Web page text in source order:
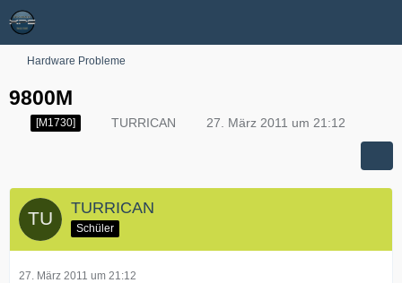
Hardware Probleme
9800M
[M1730] TURRICAN 27. März 2011 um 21:12
TURRICAN
Schüler
27. März 2011 um 21:12